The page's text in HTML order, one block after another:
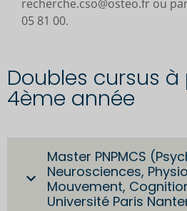
recherche.cso@osteo.fr ou
05 81 00.
Doubles cursus
4ème année
Master PNPMCS
Neurosciences,
Mouvement,
Université Paris